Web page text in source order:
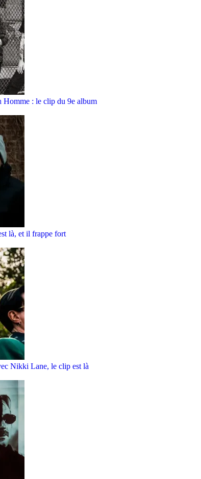
Homme : le clip du 9e album
là, et il frappe fort
Nikki Lane, le clip est là